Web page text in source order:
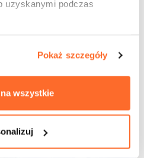
uzyskanymi podczas
Pokaż szczegóły
wszystkie